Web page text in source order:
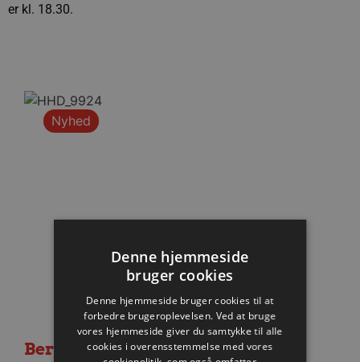
er kl. 18.30.
Nyhed
Berlin besejret i medrivende
Denne hjemmeside
bruger cookies
Denne hjemmeside bruger cookies til at
forbedre brugeroplevelsen. Ved at bruge
vores hjemmeside giver du samtykke til alle
cookies i overensstemmelse med vores